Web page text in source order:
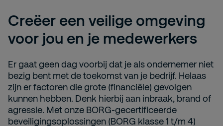
Creëer een veilige omgeving
voor jou en je medewerkers
Er gaat geen dag voorbij dat je als ondernemer niet
bezig bent met de toekomst van je bedrijf. Helaas
zijn er factoren die grote (financiële) gevolgen
kunnen hebben. Denk hierbij aan inbraak, brand of
agressie. Met onze BORG-gecertificeerde
beveiligingsoplossingen (BORG klasse 1 t/m 4)